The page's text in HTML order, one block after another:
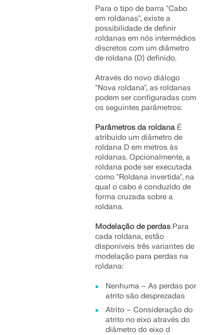
Para o tipo de barra "Cabo
em roldanas", existe a
possibilidade de definir
roldanas em nós intermédios
discretos com um diâmetro
de roldana (D) definido.
Através do novo diálogo
"Nova roldana", as roldanas
podem ser configuradas com
os seguintes parâmetros:
Parâmetros da roldana É
atribuído um diâmetro de
roldana D em metros às
roldanas. Opcionalmente, a
roldana pode ser executada
como "Roldana invertida", na
qual o cabo é conduzido de
forma cruzada sobre a
roldana.
Modelação de perdas Para
cada roldana, estão
disponíveis três variantes de
modelação para perdas na
roldana:
Nenhuma – As perdas por
atrito são desprezadas
Atrito – Consideração do
atrito no eixo através do
diâmetro do eixo d